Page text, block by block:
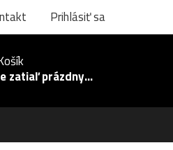
Prihlásiť sa
zatiaľ prázdny...